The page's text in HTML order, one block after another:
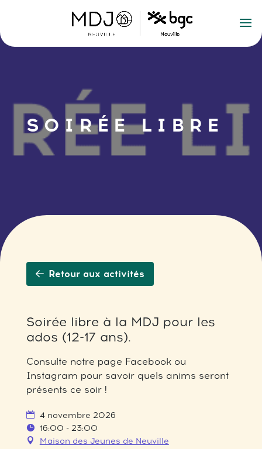
SOIRÉE LIBRE
Retour aux activités
Soirée libre à la MDJ pour les
ados (12-17 ans).
Consulte notre page Facebook ou
Instagram pour savoir quels anims seront
présents ce soir !
4 novembre 2026
16:00 - 23:00
Maison des Jeunes de Neuville